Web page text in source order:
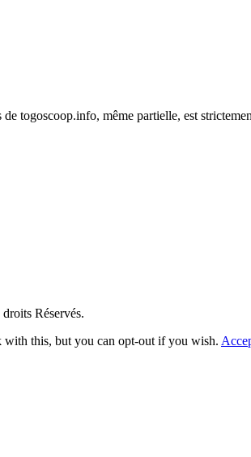
togoscoop.info, même partielle, est
Réservés.
with this, but you can opt-out if you wish.